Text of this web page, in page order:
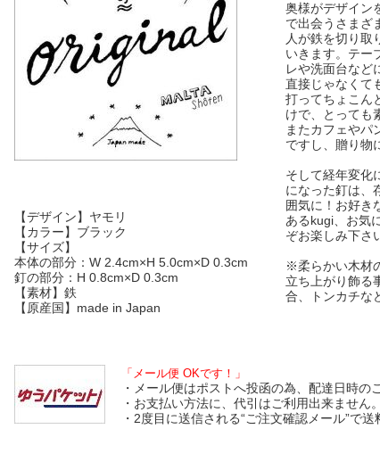
【デザイン】ヤモリ
【カラー】ブラック
【サイズ】
本体の部分：W 2.4cm×H 5.0cm×D 0.3cm
釘の部分：H 0.8cm×D 0.3cm
【素材】鉄
【原産国】made in Japan
奥様がデザイン
で出会うさまざ
人が鉄を切り取
いきます。テー
レや洗面台など
直接じゃなくて
打ってちょこん
けで、とっても
またカフェやパ
ですし、贈り物
そして経年変化
になった釘は、
囲気に！お好き
あるkugi、お気
ぞお楽しみ下さ
※柔らかい木材
立ち上がり飾る
合、トンカチな
「メール便 OKです！」
・メール便はポストへ投函の為、配達日時の
・お支払い方法に、代引はご利用出来ません。
・2度目に送信される“ご注文確認メール”で送